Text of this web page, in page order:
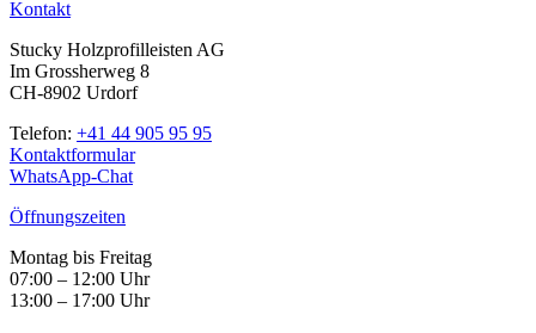
Kontakt
Stucky Holzprofilleisten AG
Im Grossherweg 8
CH-8902 Urdorf
Telefon: +41 44 905 95 95
Kontaktformular
WhatsApp-Chat
Öffnungszeiten
Montag bis Freitag
07:00 – 12:00 Uhr
13:00 – 17:00 Uhr